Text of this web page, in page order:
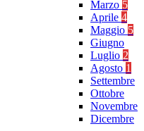
Marzo 5
Aprile 4
Maggio 5
Giugno
Luglio 2
Agosto 1
Settembre
Ottobre
Novembre
Dicembre